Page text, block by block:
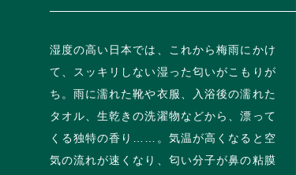
湿度の高い日本では、これから梅雨にかけ
て、スッキリしない湿った匂いがこもりが
ち。雨に濡れた靴や衣服、入浴後の濡れた
タオル、生乾きの洗濯物などから、漂って
くる独特の香り……。気温が高くなると空
気の流れが速くなり、匂い分子が鼻の粘膜